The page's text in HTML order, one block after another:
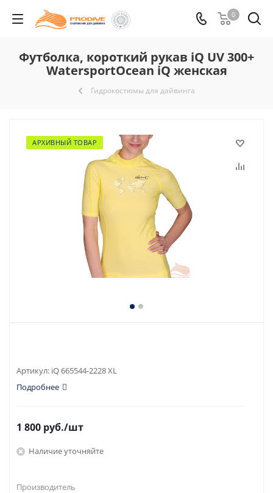
0
Футболка, короткий рукав iQ UV 300+
WatersportOcean iQ женская
Гидрокостюмы для дайвинга
АРХИВНЫЙ ТОВАР
Артикул: iQ 665544-2228 XL
Подробнее
1 800 руб./шт
Наличие уточняйте
Производитель